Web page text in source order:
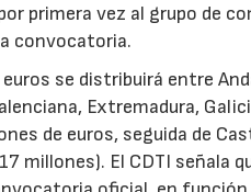
primera vez al grupo de
convocatoria.
se distribuirá entre
Extremadura,
de euros, seguida de
millones). El CDTI señala